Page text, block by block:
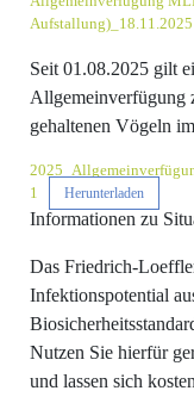
Aufstallung)_18.11.2025
Seit 01.08.2025 gilt
Allgemeinverfügung
gehaltenen Vögeln
1
Herunterladen
Informationen zu
Das Friedrich-
Infektionspotential
Nutzen Sie hierfür
und lassen sich